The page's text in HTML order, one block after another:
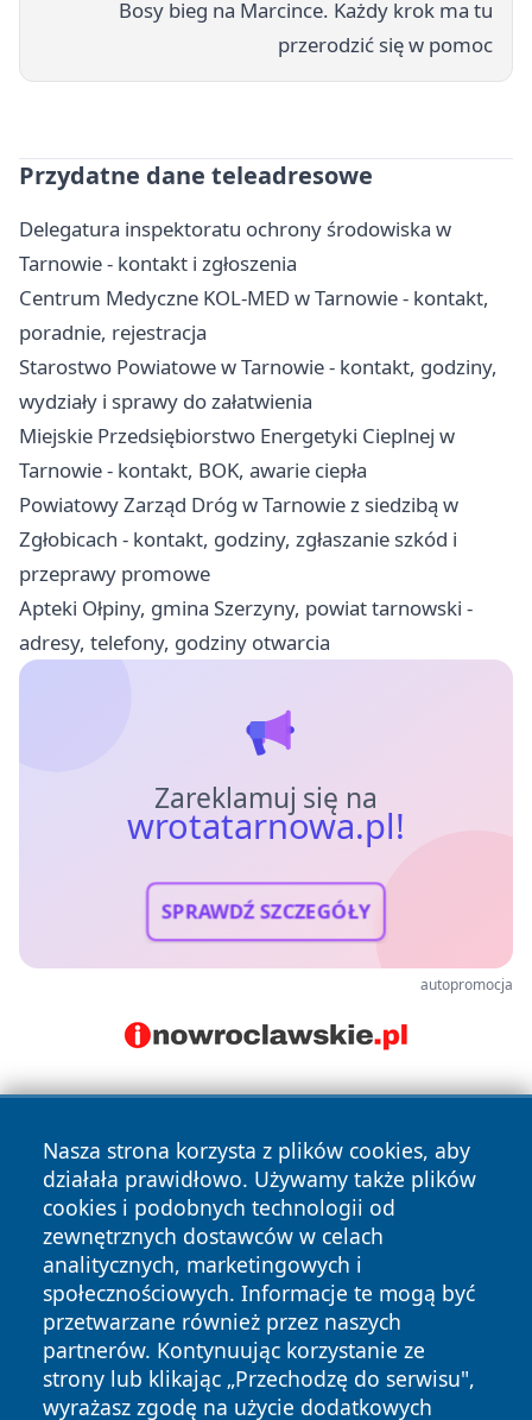
Bosy bieg na Marcince. Każdy krok ma tu
przerodzić się w pomoc
Przydatne dane teleadresowe
Delegatura inspektoratu ochrony środowiska w
Tarnowie - kontakt i zgłoszenia
Centrum Medyczne KOL-MED w Tarnowie - kontakt,
poradnie, rejestracja
Starostwo Powiatowe w Tarnowie - kontakt, godziny,
wydziały i sprawy do załatwienia
Miejskie Przedsiębiorstwo Energetyki Cieplnej w
Tarnowie - kontakt, BOK, awarie ciepła
Powiatowy Zarząd Dróg w Tarnowie z siedzibą w
Zgłobicach - kontakt, godziny, zgłaszanie szkód i
przeprawy promowe
Apteki Ołpiny, gmina Szerzyny, powiat tarnowski -
adresy, telefony, godziny otwarcia
Zareklamuj się na
wrotatarnowa.pl!
SPRAWDŹ SZCZEGÓŁY
autopromocja
Nasza strona korzysta z plików cookies, aby
działała prawidłowo. Używamy także plików
cookies i podobnych technologii od
zewnętrznych dostawców w celach
analitycznych, marketingowych i
społecznościowych. Informacje te mogą być
przetwarzane również przez naszych
partnerów. Kontynuując korzystanie ze
strony lub klikając „Przechodzę do serwisu",
wyrażasz zgodę na użycie dodatkowych
Copyright © 2026 wrotatarnowa.pl Wszystkie prawa
zastrzeżone.
News Autorzy
Polityka
Prywatności
Polityka
Cookies